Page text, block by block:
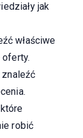
jak
właściwe
robić